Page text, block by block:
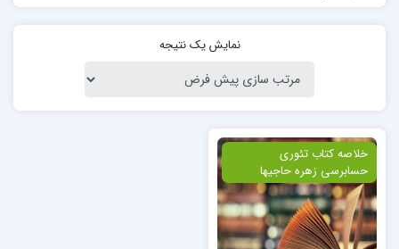
نمایش یک نتیجه
ویژه
خلاصه کتاب تئوری
حسابرسی زهره حاجیها